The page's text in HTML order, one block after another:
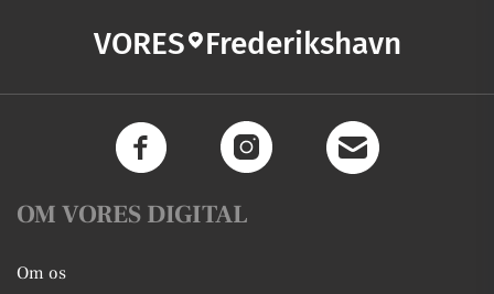
VORES Frederikshavn
OM VORES DIGITAL
Om os